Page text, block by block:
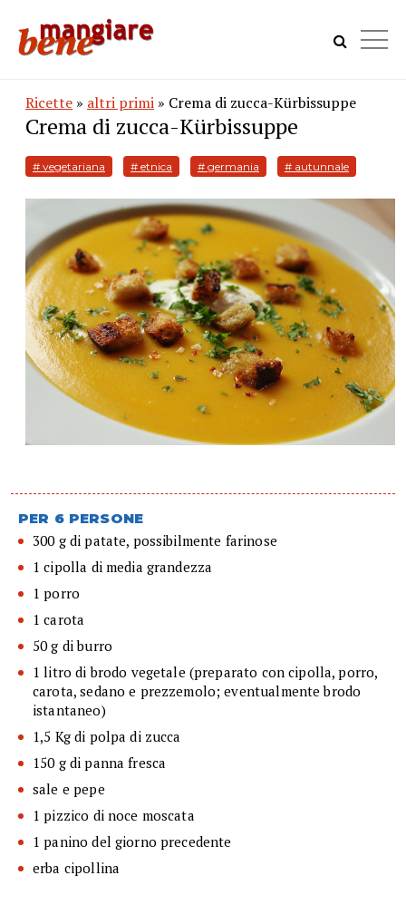
Ricette » altri primi » Crema di zucca-Kürbissuppe
Crema di zucca-Kürbissuppe
# vegetariana # etnica # germania # autunnale
PER 6 PERSONE
300 g di patate, possibilmente farinose
1 cipolla di media grandezza
1 porro
1 carota
50 g di burro
1 litro di brodo vegetale (preparato con cipolla, porro,
carota, sedano e prezzemolo; eventualmente brodo
istantaneo)
1,5 Kg di polpa di zucca
150 g di panna fresca
sale e pepe
1 pizzico di noce moscata
1 panino del giorno precedente
erba cipollina